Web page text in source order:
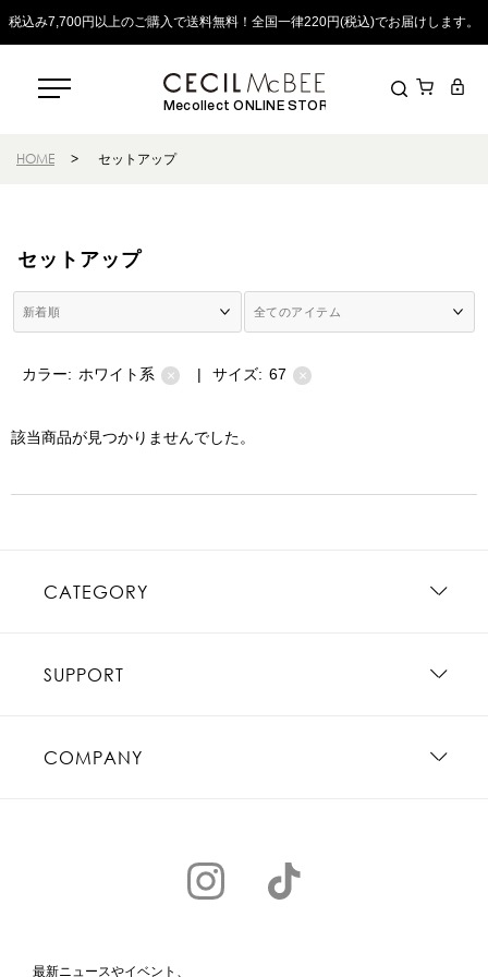
税込み7,700円以上のご購入で送料無料！全国一律220円(税込)でお届けします。
Mecollect ONLINE STORE
HOME > セットアップ
セットアップ
カラー: ホワイト系 × | サイズ: 67 ×
該当商品が見つかりませんでした。
CATEGORY
SUPPORT
COMPANY
最新ニュースやイベント、